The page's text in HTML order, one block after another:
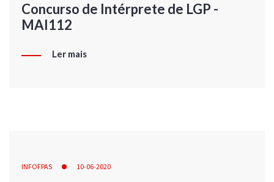
Concurso de Intérprete de LGP -
MAI112
Ler mais
INFOFPAS 10-06-2020